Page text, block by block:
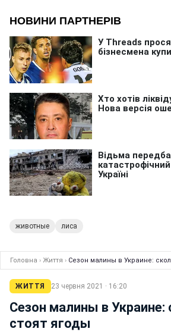
животные лиса
Головна › Життя › Сезон малины в Украине:
ЖИТТЯ 23 червня 2021 · 16:20
Сезон малины в Украине:
стоят ягоды